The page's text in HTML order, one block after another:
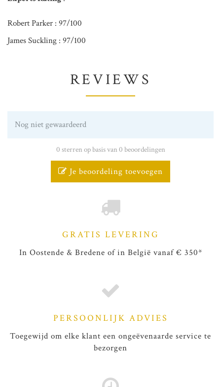
Robert Parker : 97/100
James Suckling : 97/100
REVIEWS
Nog niet gewaardeerd
0 sterren op basis van 0 beoordelingen
Je beoordeling toevoegen
GRATIS LEVERING
In Oostende & Bredene of in België vanaf € 350*
PERSOONLIJK ADVIES
Toegewijd om elke klant een ongeëvenaarde service te
bezorgen